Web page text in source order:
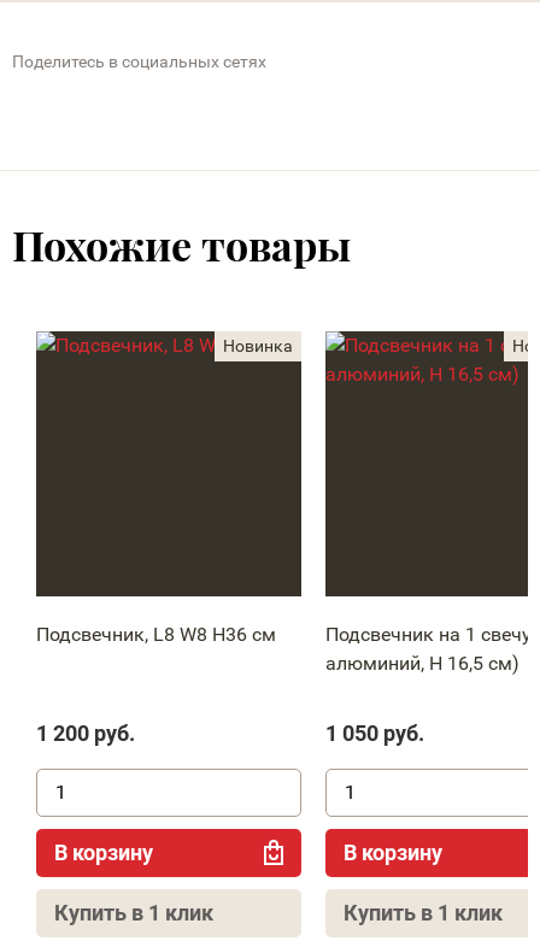
Поделитесь в социальных сетях
Похожие товары
Подсвечник, L8 W8 H36 см
1 200 руб.
В корзину
Купить в 1 клик
Подсвечник на 1 свечу
алюминий, H 16,5 см)
1 050 руб.
В корзину
Купить в 1 клик